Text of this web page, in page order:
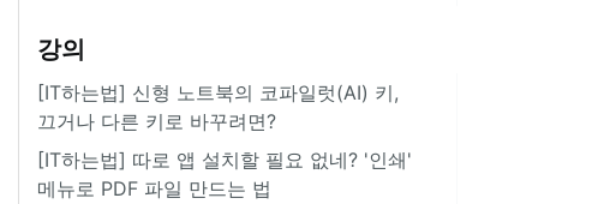
강의
[IT하는법] 신형 노트북의 코파일럿(AI) 키,
끄거나 다른 키로 바꾸려면?
[IT하는법] 따로 앱 설치할 필요 없네? '인쇄'
메뉴로 PDF 파일 만드는 법